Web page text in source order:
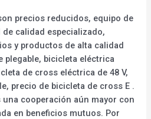
precios reducidos, equipo de
calidad especializado,
y productos de alta calidad
plegable, bicicleta eléctrica
de cross eléctrica de 48 V,
precio de bicicleta de cross E .
cooperación aún mayor con
en beneficios mutuos. Por